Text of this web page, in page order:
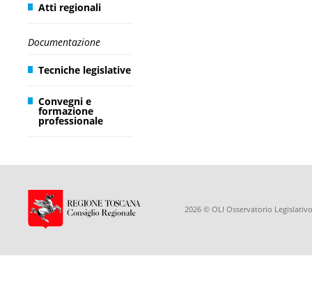
Atti regionali
Documentazione
Tecniche legislative
Convegni e
formazione
professionale
2026 © OLI Osservatorio